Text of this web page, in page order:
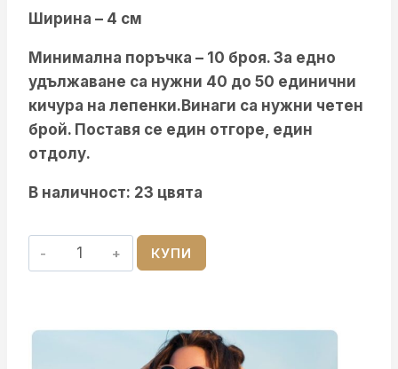
Ширина – 4 см
Минимална поръчка – 10 броя. За едно
удължаване са нужни 40 до 50 единични
кичура на лепенки.Винаги са нужни четен
брой. Поставя се един отгоре, един
отдолу.
В наличност: 23 цвята
количество
за
КУПИ